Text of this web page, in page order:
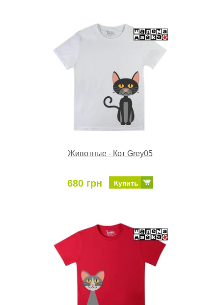
Животные - Кот Grey05
680 грн Купить